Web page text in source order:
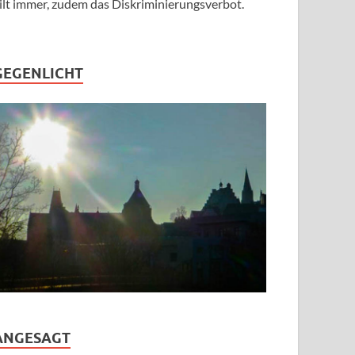
immer, zudem das Diskriminierungsverbot.